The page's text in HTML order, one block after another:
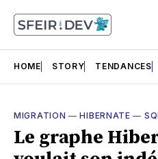
HOME STORY TENDANCES
MIGRATION —HIBERNATE —
Le graphe